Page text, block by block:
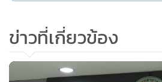
ข่าวที่เกี่ยวข้อง